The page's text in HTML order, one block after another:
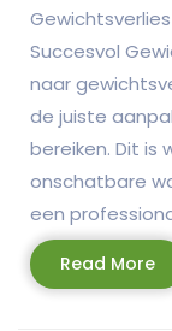
Succesvol
naar
de juiste
bereiken. Dit is
onschatbare
een
Read More